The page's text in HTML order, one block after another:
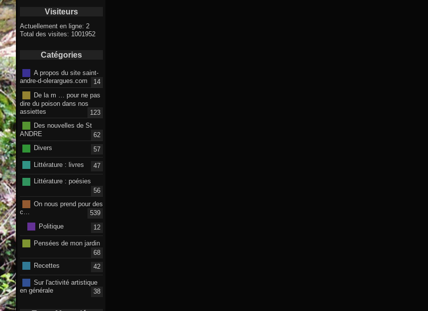
Visiteurs
Actuellement en ligne: 2
Total des visites: 1001952
Catégories
A propos du site saint-
andre-d-olerargues.com
14
De la m … pour ne pas
dire du poison dans nos
assiettes
123
Des nouvelles de St
ANDRE
62
Divers
57
Littérature : livres 47
Littérature : poésies
56
On nous prend pour des
c…
539
Politique
12
Pensées de mon jardin
68
Recettes
42
Sur l'activité artistique
en générale
38